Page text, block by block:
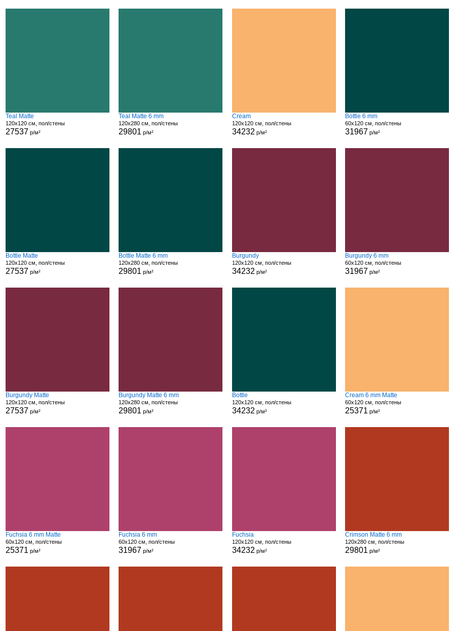
Teal Matte
120x120 см, пол/стены
27537 р/м²
Teal Matte 6 mm
120x280 см, пол/стены
29801 р/м²
Cream
120x120 см, пол/стены
34232 р/м²
Bottle 6 mm
60x120 см, пол/стены
31967 р/м²
Bottle Matte
120x120 см, пол/стены
27537 р/м²
Bottle Matte 6 mm
120x280 см, пол/стены
29801 р/м²
Burgundy
120x120 см, пол/стены
34232 р/м²
Burgundy 6 mm
60x120 см, пол/стены
31967 р/м²
Burgundy Matte
120x120 см, пол/стены
27537 р/м²
Burgundy Matte 6 mm
120x280 см, пол/стены
29801 р/м²
Bottle
120x120 см, пол/стены
34232 р/м²
Cream 6 mm Matte
60x120 см, пол/стены
25371 р/м²
Fuchsia 6 mm Matte
60x120 см, пол/стены
25371 р/м²
Fuchsia 6 mm
60x120 см, пол/стены
31967 р/м²
Fuchsia
120x120 см, пол/стены
34232 р/м²
Crimson Matte 6 mm
120x280 см, пол/стены
29801 р/м²